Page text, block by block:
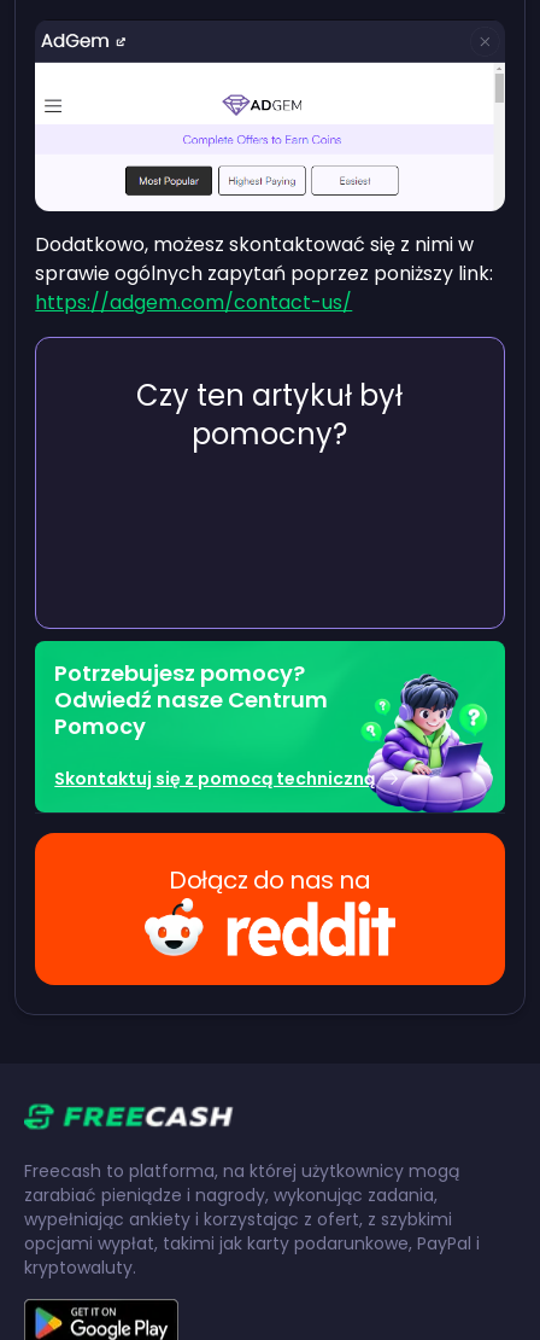
Dodatkowo, możesz skontaktować się z nimi w
sprawie ogólnych zapytań poprzez poniższy link:
https://adgem.com/contact-us/
Czy ten artykuł był
pomocny?
Potrzebujesz pomocy?
Odwiedź nasze Centrum
Pomocy
Skontaktuj się z pomocą techniczną
Dołącz do nas na
Freecash to platforma, na której użytkownicy mogą
zarabiać pieniądze i nagrody, wykonując zadania,
wypełniając ankiety i korzystając z ofert, z szybkimi
opcjami wypłat, takimi jak karty podarunkowe, PayPal i
kryptowaluty.